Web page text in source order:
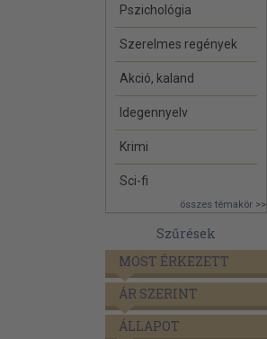
Pszichológia
Szerelmes regények
Akció, kaland
Idegennyelv
Krimi
Sci-fi
összes témakör >>
Szűrések
MOST ÉRKEZETT
ÁR SZERINT
ÁLLAPOT